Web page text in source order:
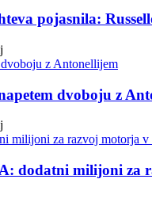
pojasnila:
dvoboju z
dodatni milijoni za